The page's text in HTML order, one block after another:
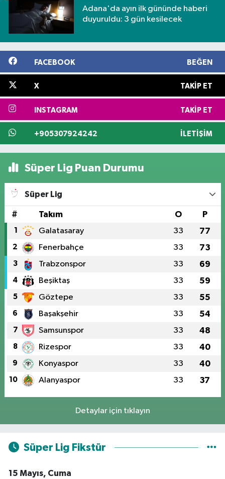
Adana'da ayın ilk gününde haberi
duyuruldu: 3 gün kesilecek
FACEBOOK BEĞEN
X TAKIP ET
INSTAGRAM TAKIP ET
+905307924242 İLETIŞIM
Süper Lig Puan Durumu
Süper Lig
# Takım O P
1 Galatasaray 33 77
2 Fenerbahçe 33 73
3 Trabzonspor 33 69
4 Beşiktaş 33 59
5 Göztepe 33 55
6 Başakşehir 33 54
7 Samsunspor 33 48
8 Rizespor 33 40
9 Konyaspor 33 40
10 Alanyaspor 33 37
Detaylar için tıklayın
Süper Lig Fikstür
15 Mayıs, Cuma